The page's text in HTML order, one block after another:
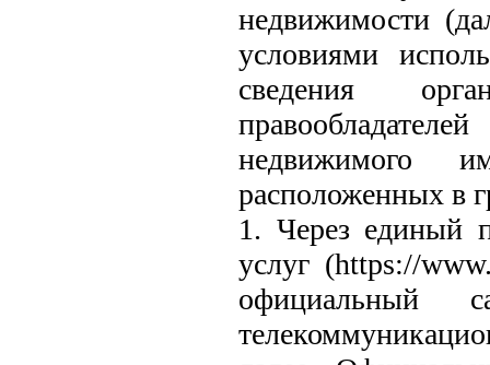
недвижимости
условиями
сведения
недвижимого
расположенных в
1. Через единый
услуг (https://
официальный